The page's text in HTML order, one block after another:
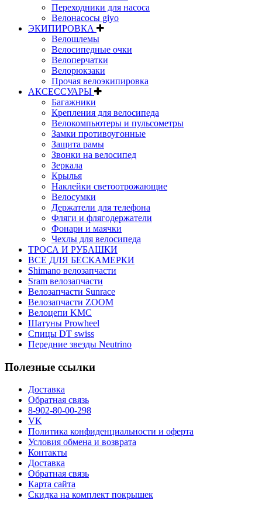
Переходники для насоса
Велонасосы giyo
ЭКИПИРОВКА
Велошлемы
Велосипедные очки
Велоперчатки
Велорюкзаки
Прочая велоэкипировка
АКСЕССУАРЫ
Багажники
Крепления для велосипеда
Велокомпьютеры и пульсометры
Замки противоугонные
Защита рамы
Звонки на велосипед
Зеркала
Крылья
Наклейки светоотрожающие
Велосумки
Держатели для телефона
Фляги и флягодержатели
Фонари и маячки
Чехлы для велосипеда
ТРОСА И РУБАШКИ
ВСЕ ДЛЯ БЕСКАМЕРКИ
Shimano велозапчасти
Sram велозапчасти
Велозапчасти Sunrace
Велозапчасти ZOOM
Велоцепи KMC
Шатуны Prowheel
Спицы DT swiss
Передние звезды Neutrino
Полезные ссылки
Доставка
Обратная связь
8-902-80-00-298
VK
Политика конфиденциальности и оферта
Условия обмена и возврата
Контакты
Доставка
Обратная связь
Карта сайта
Скидка на комплект покрышек